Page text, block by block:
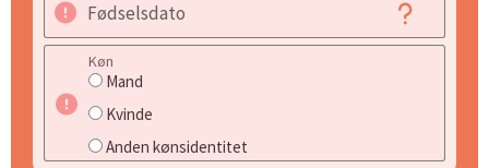
Fødselsdato
Køn
Mand
Kvinde
Anden kønsidentitet